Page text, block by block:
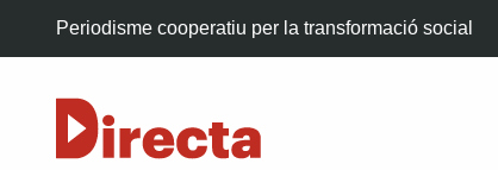
Periodisme cooperatiu per la transformació social